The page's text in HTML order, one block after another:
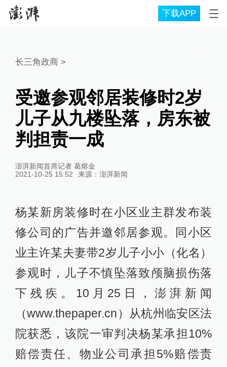
下载APP
长三角政商 >
受邀参观邻居装修时2岁
儿子从九楼坠落，房东被
判担责一成
澎湃新闻首席记者 葛熔金
2021-10-25 15:52
来源： 澎湃新闻
杨某新房装修时在小区业主群发布装
修公司的广告并邀邻居参观。同小区
业主许某夫妻带2岁儿子小小（化名）
参观时，儿子不慎坠落致颅脑损伤落
下残疾。10月25日，澎湃新闻
（www.thepaper.cn）从杭州临安区法
院获悉，该院一审判决杨某承担10%
赔偿责任、物业公司承担5%赔偿责